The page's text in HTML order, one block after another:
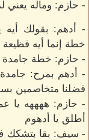
- حازم: وماله يعني
- أدهم: بقولك
خطة إنما أيه فظيعة
- حازم: خطة جامدة
- أدهم بمرح:
فضلنا متخاصمين بسببها 3 شهور وكنا
- حازم: ههههه يا
أطلق يا أدهوم
- سيف: بقا بتشكك